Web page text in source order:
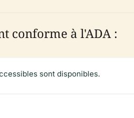
conforme à l'ADA :
sont disponibles.